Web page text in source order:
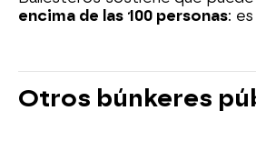
encima de las 100 personas:
Otros búnkeres